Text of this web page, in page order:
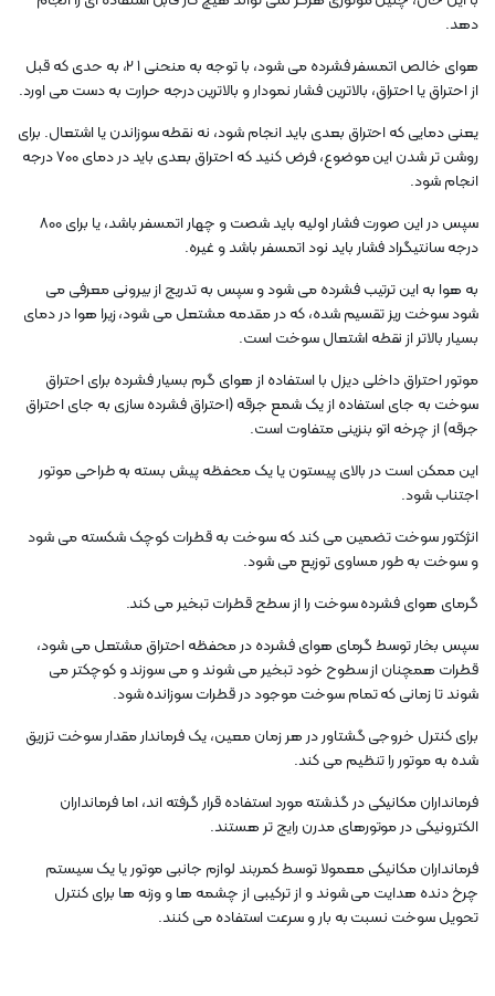
دهد.
هوای خالص اتمسفر فشرده می شود، با توجه به منحنی 1 2، به حدی که قبل
از احتراق یا احتراق، بالاترین فشار نمودار و بالاترین درجه حرارت به دست می اورد.
یعنی دمایی که احتراق بعدی باید انجام شود، نه نقطه سوزاندن یا اشتعال. برای
روشن تر شدن این موضوع، فرض کنید که احتراق بعدی باید در دمای 700 درجه
انجام شود.
سپس در این صورت فشار اولیه باید شصت و چهار اتمسفر باشد، یا برای 800
درجه سانتیگراد فشار باید نود اتمسفر باشد و غیره.
به هوا به این ترتیب فشرده می شود و سپس به تدریج از بیرونی معرفی می
شود سوخت ریز تقسیم شده، که در مقدمه مشتعل می شود، زیرا هوا در دمای
بسیار بالاتر از نقطه اشتعال سوخت است.
موتور احتراق داخلی دیزل با استفاده از هوای گرم بسیار فشرده برای احتراق
سوخت به جای استفاده از یک شمع جرقه (احتراق فشرده سازی به جای احتراق
جرقه) از چرخه اتو بنزینی متفاوت است.
این ممکن است در بالای پیستون یا یک محفظه پیش بسته به طراحی موتور
اجتناب شود.
انژکتور سوخت تضمین می کند که سوخت به قطرات کوچک شکسته می شود
و سوخت به طور مساوی توزیع می شود.
گرمای هوای فشرده سوخت را از سطح قطرات تبخیر می کند.
سپس بخار توسط گرمای هوای فشرده در محفظه احتراق مشتعل می شود،
قطرات همچنان از سطوح خود تبخیر می شوند و می سوزند و کوچکتر می
شوند تا زمانی که تمام سوخت موجود در قطرات سوزانده شود.
برای کنترل خروجی گشتاور در هر زمان معین، یک فرماندار مقدار سوخت تزریق
شده به موتور را تنظیم می کند.
فرمانداران مکانیکی در گذشته مورد استفاده قرار گرفته اند، اما فرمانداران
الکترونیکی در موتورهای مدرن رایج تر هستند.
فرمانداران مکانیکی معمولا توسط کمربند لوازم جانبی موتور یا یک سیستم
چرخ دنده هدایت می شوند و از ترکیبی از چشمه ها و وزنه ها برای کنترل
تحویل سوخت نسبت به بار و سرعت استفاده می کنند.